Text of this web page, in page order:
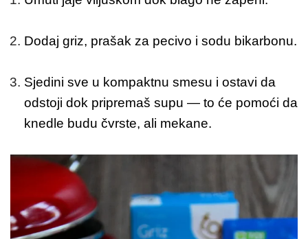
Dodaj griz, prašak za pecivo i sodu bikarbonu.
Sjedini sve u kompaktnu smesu i ostavi da
odstoji dok pripremaš supu — to će pomoći da
knedle budu čvrste, ali mekane.